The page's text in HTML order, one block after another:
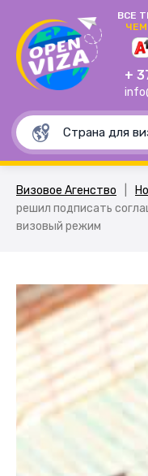
ВСЕ
+
Визовое Агенство
решил подписать
визовый режим